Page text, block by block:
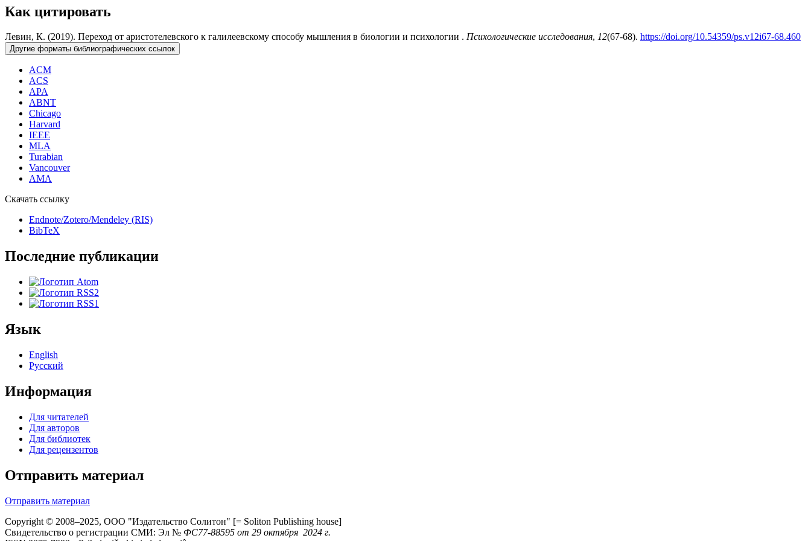
Как цитировать
Левин, К. (2019). Переход от аристотелевского к галилеевскому способу мышления в биологии и психологии . Психологические исследования, 12(67-68). https://doi.org/10.54359/ps.v12i67-68.460
Другие форматы библиографических ссылок
ACM
ACS
APA
ABNT
Chicago
Harvard
IEEE
MLA
Turabian
Vancouver
AMA
Скачать ссылку
Endnote/Zotero/Mendeley (RIS)
BibTeX
Последние публикации
Язык
English
Русский
Информация
Для читателей
Для авторов
Для библиотек
Для рецензентов
Отправить материал
Отправить материал
Copyright © 2008–2025, ООО "Издательство Солитон" [= Soliton Publishing house]
Свидетельство о регистрации СМИ: Эл № ФС77-88595 от 29 октября 2024 г.